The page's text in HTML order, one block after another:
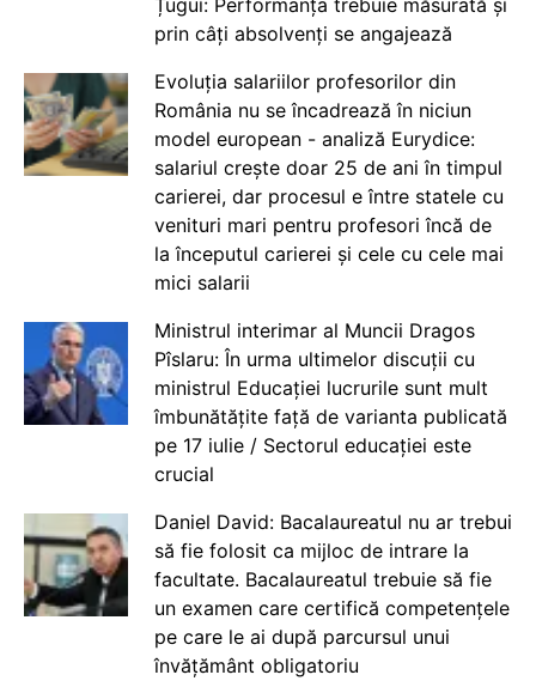
prin câți absolvenți se angajează
Evoluția salariilor profesorilor din
România nu se încadrează în niciun
model european - analiză Eurydice:
salariul crește doar 25 de ani în timpul
carierei, dar procesul e între statele cu
venituri mari pentru profesori încă de
la începutul carierei și cele cu cele mai
mici salarii
Ministrul interimar al Muncii Dragos
Pîslaru: În urma ultimelor discuții cu
ministrul Educației lucrurile sunt mult
îmbunătățite față de varianta publicată
pe 17 iulie / Sectorul educației este
crucial
Daniel David: Bacalaureatul nu ar trebui
să fie folosit ca mijloc de intrare la
facultate. Bacalaureatul trebuie să fie
un examen care certifică competențele
pe care le ai după parcursul unui
învățământ obligatoriu